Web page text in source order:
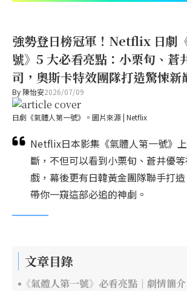
強勢登日榜冠軍！Netflix 日劇
號》5 大必看亮點：小栗旬、蒼
司，奧斯卡特效團隊打造驚悚新
By 陳怡安2026/07/09
日劇《氣體人第一號》。圖片來源 | Netflix
Netflix日本影集《氣體人第一號》
斷，不但可以看到小栗旬、蒼井優
戲，幕後更有日韓黃金團隊聯手打
帶你一窺這部必追的神劇。
文章目錄
《氣體人第一號》必看亮點｜劇情簡介